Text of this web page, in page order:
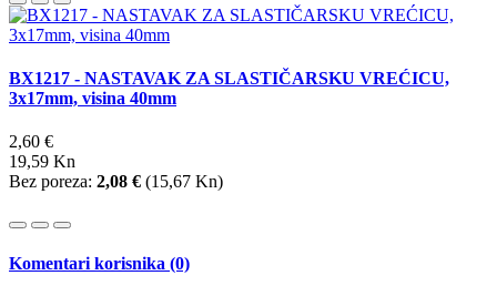
BX1217 - NASTAVAK ZA SLASTIČARSKU VREĆICU,
3x17mm, visina 40mm
2,60 €
19,59 Kn
Bez poreza: 2,08 € (15,67 Kn)
Komentari korisnika (0)